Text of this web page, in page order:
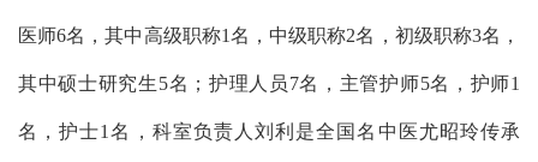
医师6名，其中高级职称1名，中级职称2名，初级职称3名，
其中硕士研究生5名；护理人员7名，主管护师5名，护师1
名，护士1 名，科室负责人刘利是全国名中医尤昭玲传承